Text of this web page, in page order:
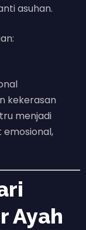
asuhan.
kekerasan
menjadi
Ayah